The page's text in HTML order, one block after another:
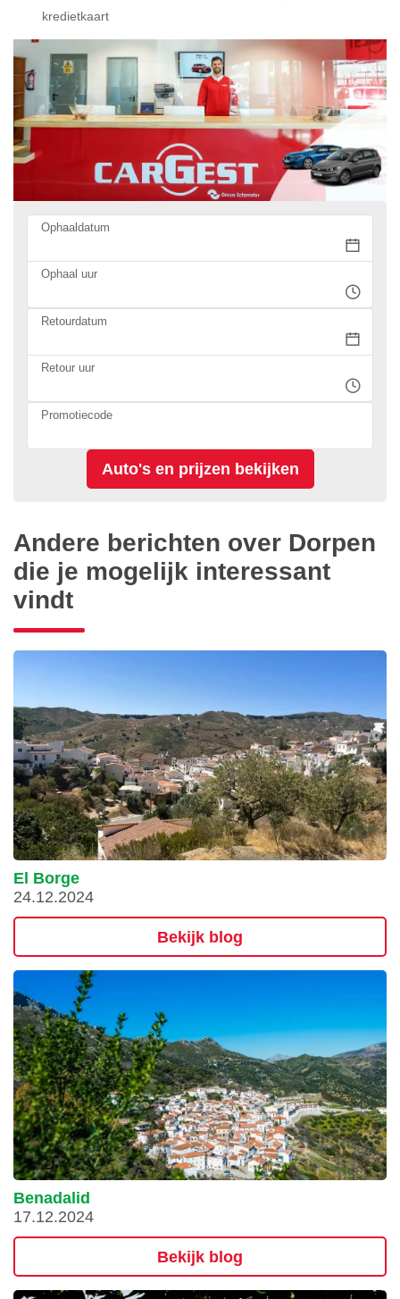
kredietkaart
Ophaaldatum
Ophaal uur
Retourdatum
Retour uur
Promotiecode
Andere berichten over Dorpen
die je mogelijk interessant
vindt
El Borge
24.12.2024
Bekijk blog
Benadalid
17.12.2024
Bekijk blog